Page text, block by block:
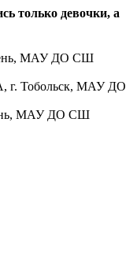
только девочки, а
МАУ ДО СШ
г. Тобольск, МАУ ДО
МАУ ДО СШ